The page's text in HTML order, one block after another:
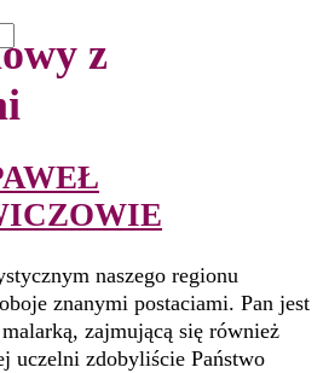
z
naszego regionu
znanymi postaciami. Pan jest
zajmującą się również
uczelni zdobyliście Państwo